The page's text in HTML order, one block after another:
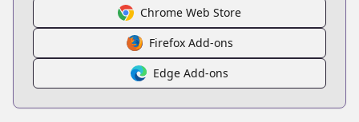
Chrome Web Store
Firefox Add-ons
Edge Add-ons